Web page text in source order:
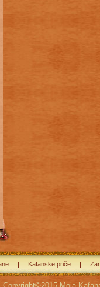
Kafanske priče